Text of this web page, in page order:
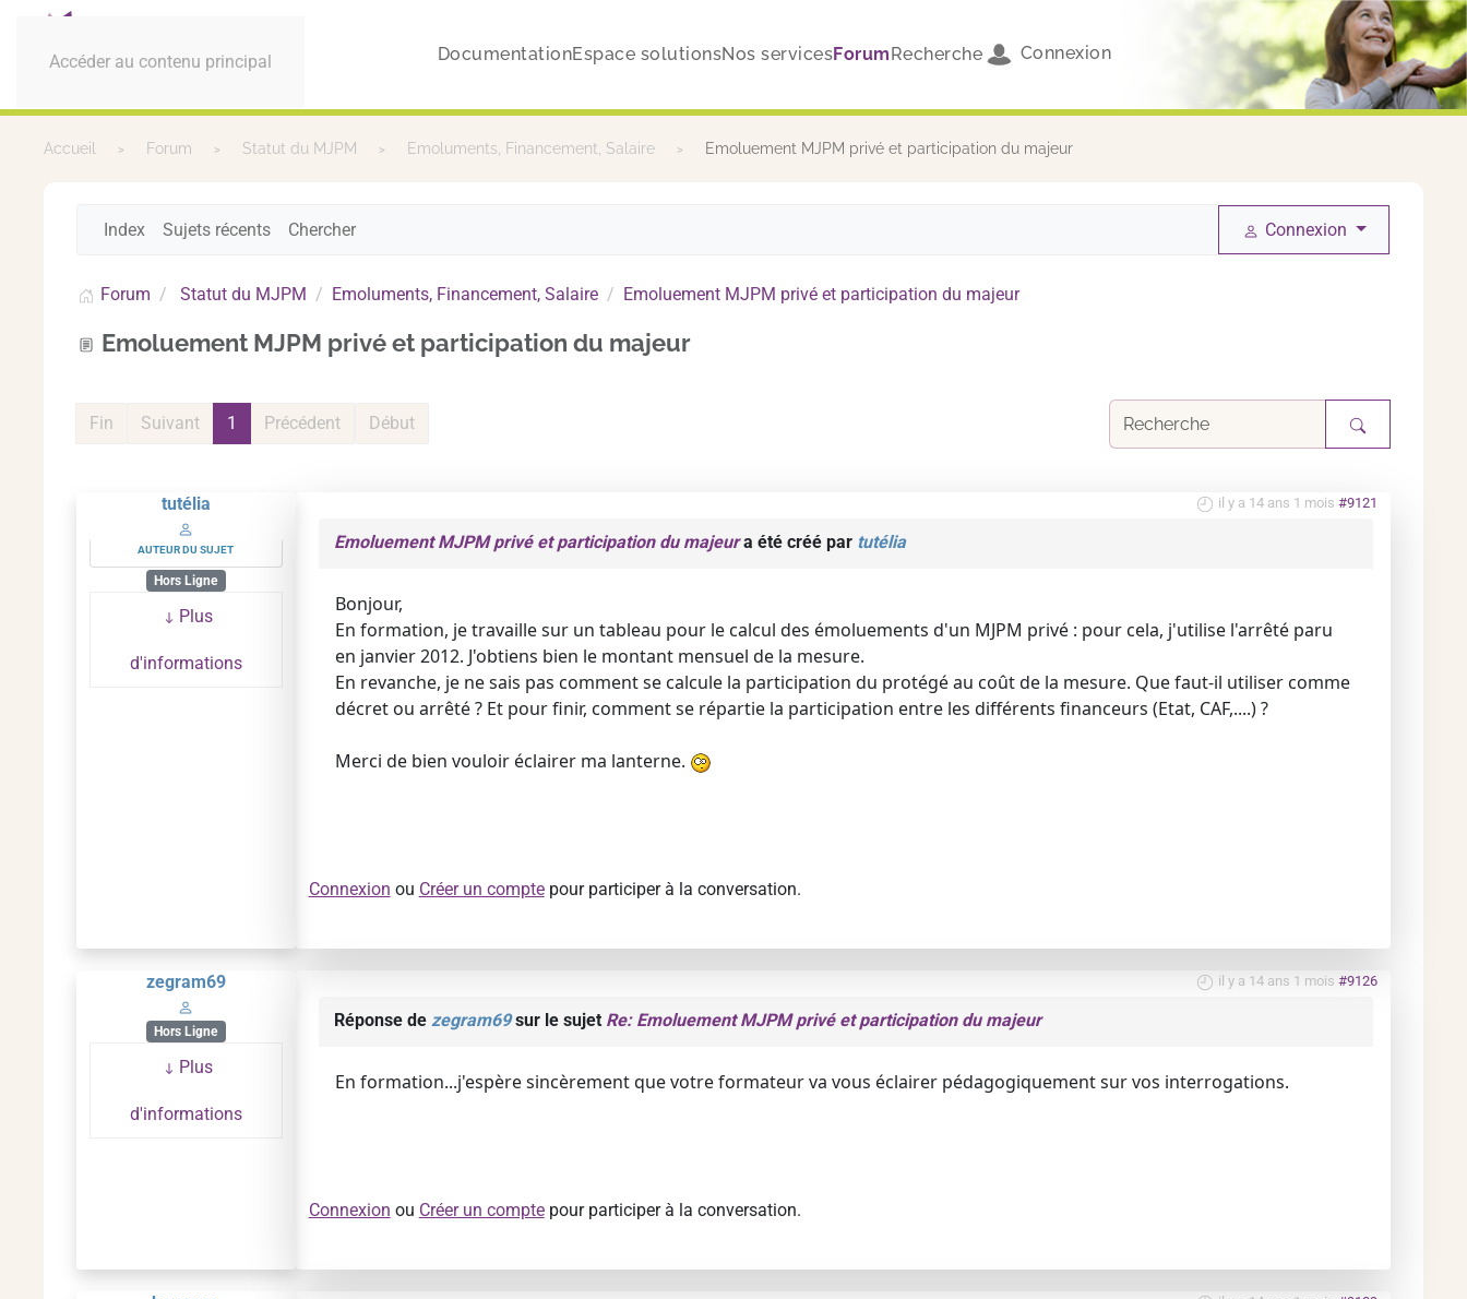
Accéder au contenu principal DocumentationEspace solutionsNos servicesForumRecherche Connexion
Accueil Forum Statut du MJPM Emoluments, Financement, Salaire Emoluement MJPM privé et participation du majeur
Index Sujets récents Chercher Connexion
Forum Statut du MJPM Emoluments, Financement, Salaire Emoluement MJPM privé et participation du majeur
Emoluement MJPM privé et participation du majeur
Début
Précédent
1
Suivant
Fin
tutélia
AUTEUR DU SUJET
Hors Ligne
Plus
d'informations
il y a 14 ans 1 mois #9121
Emoluement MJPM privé et participation du majeura été créé par tutélia
Bonjour,
En formation, je travaille sur un tableau pour le calcul des émoluements d'un MJPM privé : pour cela, j'utilise l'arrêté paru
en janvier 2012. J'obtiens bien le montant mensuel de la mesure.
En revanche, je ne sais pas comment se calcule la participation du protégé au coût de la mesure. Que faut-il utiliser comme
décret ou arrêté ? Et pour finir, comment se répartie la participation entre les différents financeurs (Etat, CAF,....) ?
Merci de bien vouloir éclairer ma lanterne.
Connexion ou Créer un comptepour participer à la conversation.
zegram69
Hors Ligne
Plus
d'informations
il y a 14 ans 1 mois #9126
Réponse de zegram69sur le sujet Re: Emoluement MJPM privé et participation du majeur
En formation...j'espère sincèrement que votre formateur va vous éclairer pédagogiquement sur vos interrogations.
Connexion ou Créer un comptepour participer à la conversation.